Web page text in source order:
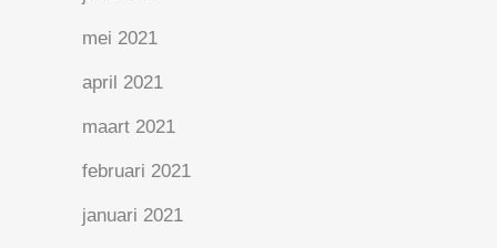
mei 2021
april 2021
maart 2021
februari 2021
januari 2021